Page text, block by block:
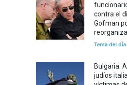
contra el
Gofman
Tema del día
Bulgaria:
judíos